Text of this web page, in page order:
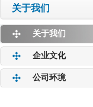
关于我们
关于我们
企业文化
公司环境